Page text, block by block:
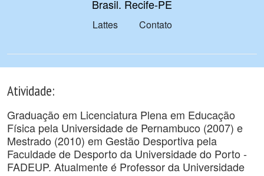
Brasil. Recife-PE
Lattes Contato
Atividade:
Graduação em Licenciatura Plena em Educação
Física pela Universidade de Pernambuco (2007) e
Mestrado (2010) em Gestão Desportiva pela
Faculdade de Desporto da Universidade do Porto -
FADEUP. Atualmente é Professor da Universidade